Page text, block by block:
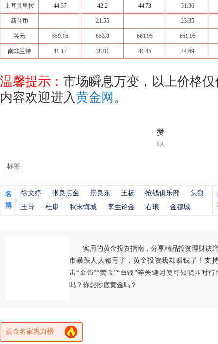
土耳其里拉 44.37 42.2 44.73 51.36
新台币 21.55 23.35
美元 659.16 653.8 661.95 661.95
南非兰特 41.17 38.01 41.45 44.69
温馨提示： 市场瞬息万变，以上价格
内容欢迎进入黄金网 。
赞
1人
标签
名
博
徐文婷 张良点金 景良东 王杨 抢钱俱乐部
头狼
王导
杜康 秋末悔城 李生论金 右琅 金都城
实用的黄金投资指南，分享精品投资理财诀
市暴跌人人都亏了，黄金投资我却赚钱了！支
击“金饰”“黄金”“白银”等关键词便可知晓即时
吗？你想抄底黄金吗？
黄金名家热力榜